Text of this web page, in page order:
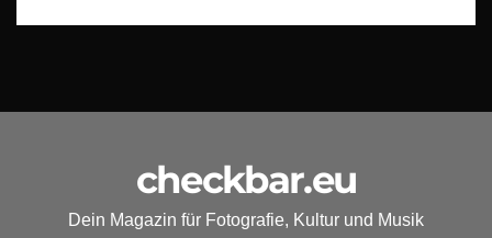
checkbar.eu
Dein Magazin für Fotografie, Kultur und Musik